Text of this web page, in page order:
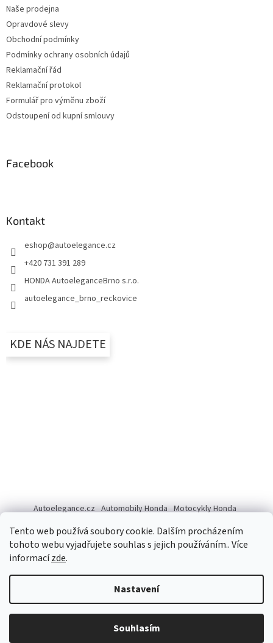
Tento web používá soubory cookie. Dalším procházením
tohoto webu vyjadřujete souhlas s jejich používáním.. Více
informacízde.
Nastavení
Souhlasím
Naše prodejna
Opravdové slevy
Obchodní podmínky
Podmínky ochrany osobních údajů
Reklamační řád
Reklamační protokol
Formulář pro výměnu zboží
Odstoupení od kupní smlouvy
Facebook
Kontakt
eshop@autoelegance.cz
+420 731 391 289
HONDA AutoeleganceBrno s.r.o.
autoelegance_brno_reckovice
KDE NÁS NAJDETE
Autoelegance.cz Automobily Honda Motocykly Honda
Copyright 2026Autoelegance Brno s.r.o.. Všechna práva
vyhrazena.